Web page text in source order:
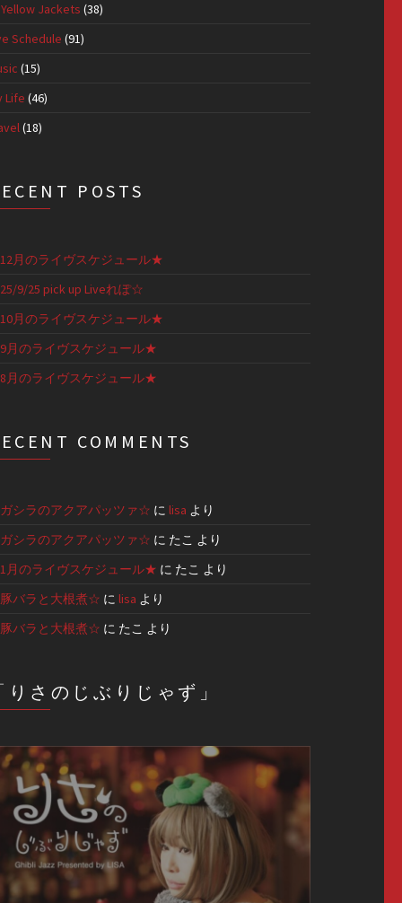
Yellow Jackets (38)
Schedule (91)
(15)
Life (46)
(18)
POSTS
月のライヴスケジュール★
9/25 pick up Liveれぽ☆
月のライヴスケジュール★
のライヴスケジュール★
のライヴスケジュール★
COMMENTS
シラのアクアパッツァ☆ に lisa より
シラのアクアパッツァ☆ に たこ より
のライヴスケジュール★ に たこ より
バラと大根煮☆ に lisa より
バラと大根煮☆ に たこ より
りさのじぶりじゃず」